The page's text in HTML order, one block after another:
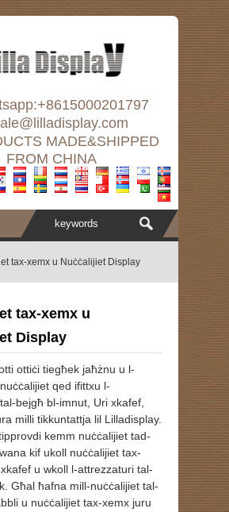
MADE&SHIPPED
FROM CHINA
tax-xemx u Nuċċalijiet Display
tax-xemx u
Display
ottiċi tiegħek jaħżnu u l-
qed ifittxu l-
bejgħ bl-imnut, Uri xkafef,
milli tikkuntattja lil Lilladisplay.
kemm nuċċalijiet tad-
kif ukoll nuċċalijiet tax-
u wkoll l-attrezzaturi tal-
Għal ħafna mill-nuċċalijiet tal-
u nuċċalijiet tax-xemx juru